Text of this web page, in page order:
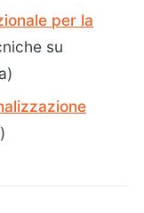
per la
su